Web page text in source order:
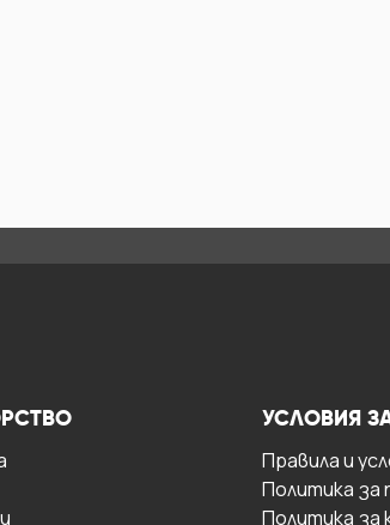
УСЛОВИЯ
Правила и
Политика за
Политика за